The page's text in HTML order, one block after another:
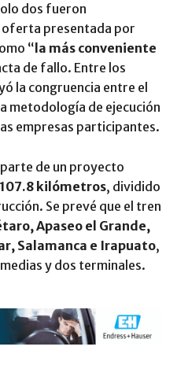
dos fueron
oferta presentada por
“ la más conveniente
de fallo. Entre los
la congruencia entre el
metodología de ejecución
empresas participantes.
de un proyecto
107.8 kilómetros, dividido
Se prevé que el tren
Apaseo el Grande,
Salamanca e Irapuato,
y dos terminales.